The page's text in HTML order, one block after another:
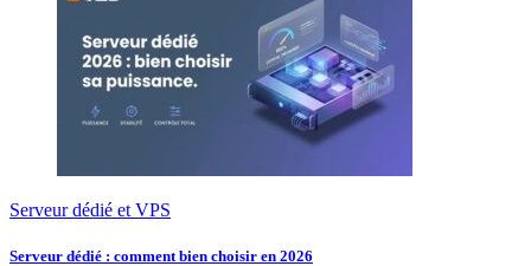
Serveur dédié et VPS
Serveur dédié : comment bien choisir en 2026